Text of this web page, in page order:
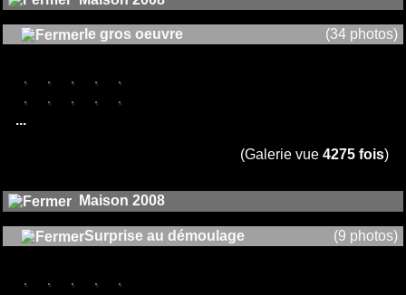
le gros oeuvre (34 photos)
...
(Galerie vue 4275 fois)
Maison 2008
Surprise au démoulage (9 photos)